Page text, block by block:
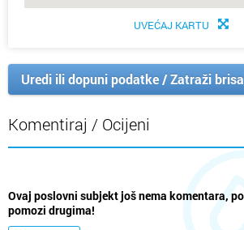
UVEĆAJ KARTU
Uredi ili dopuni podatke / Zatraži
Komentiraj / Ocijeni
Ovaj poslovni subjekt još nema komentara,
pomozi drugima!